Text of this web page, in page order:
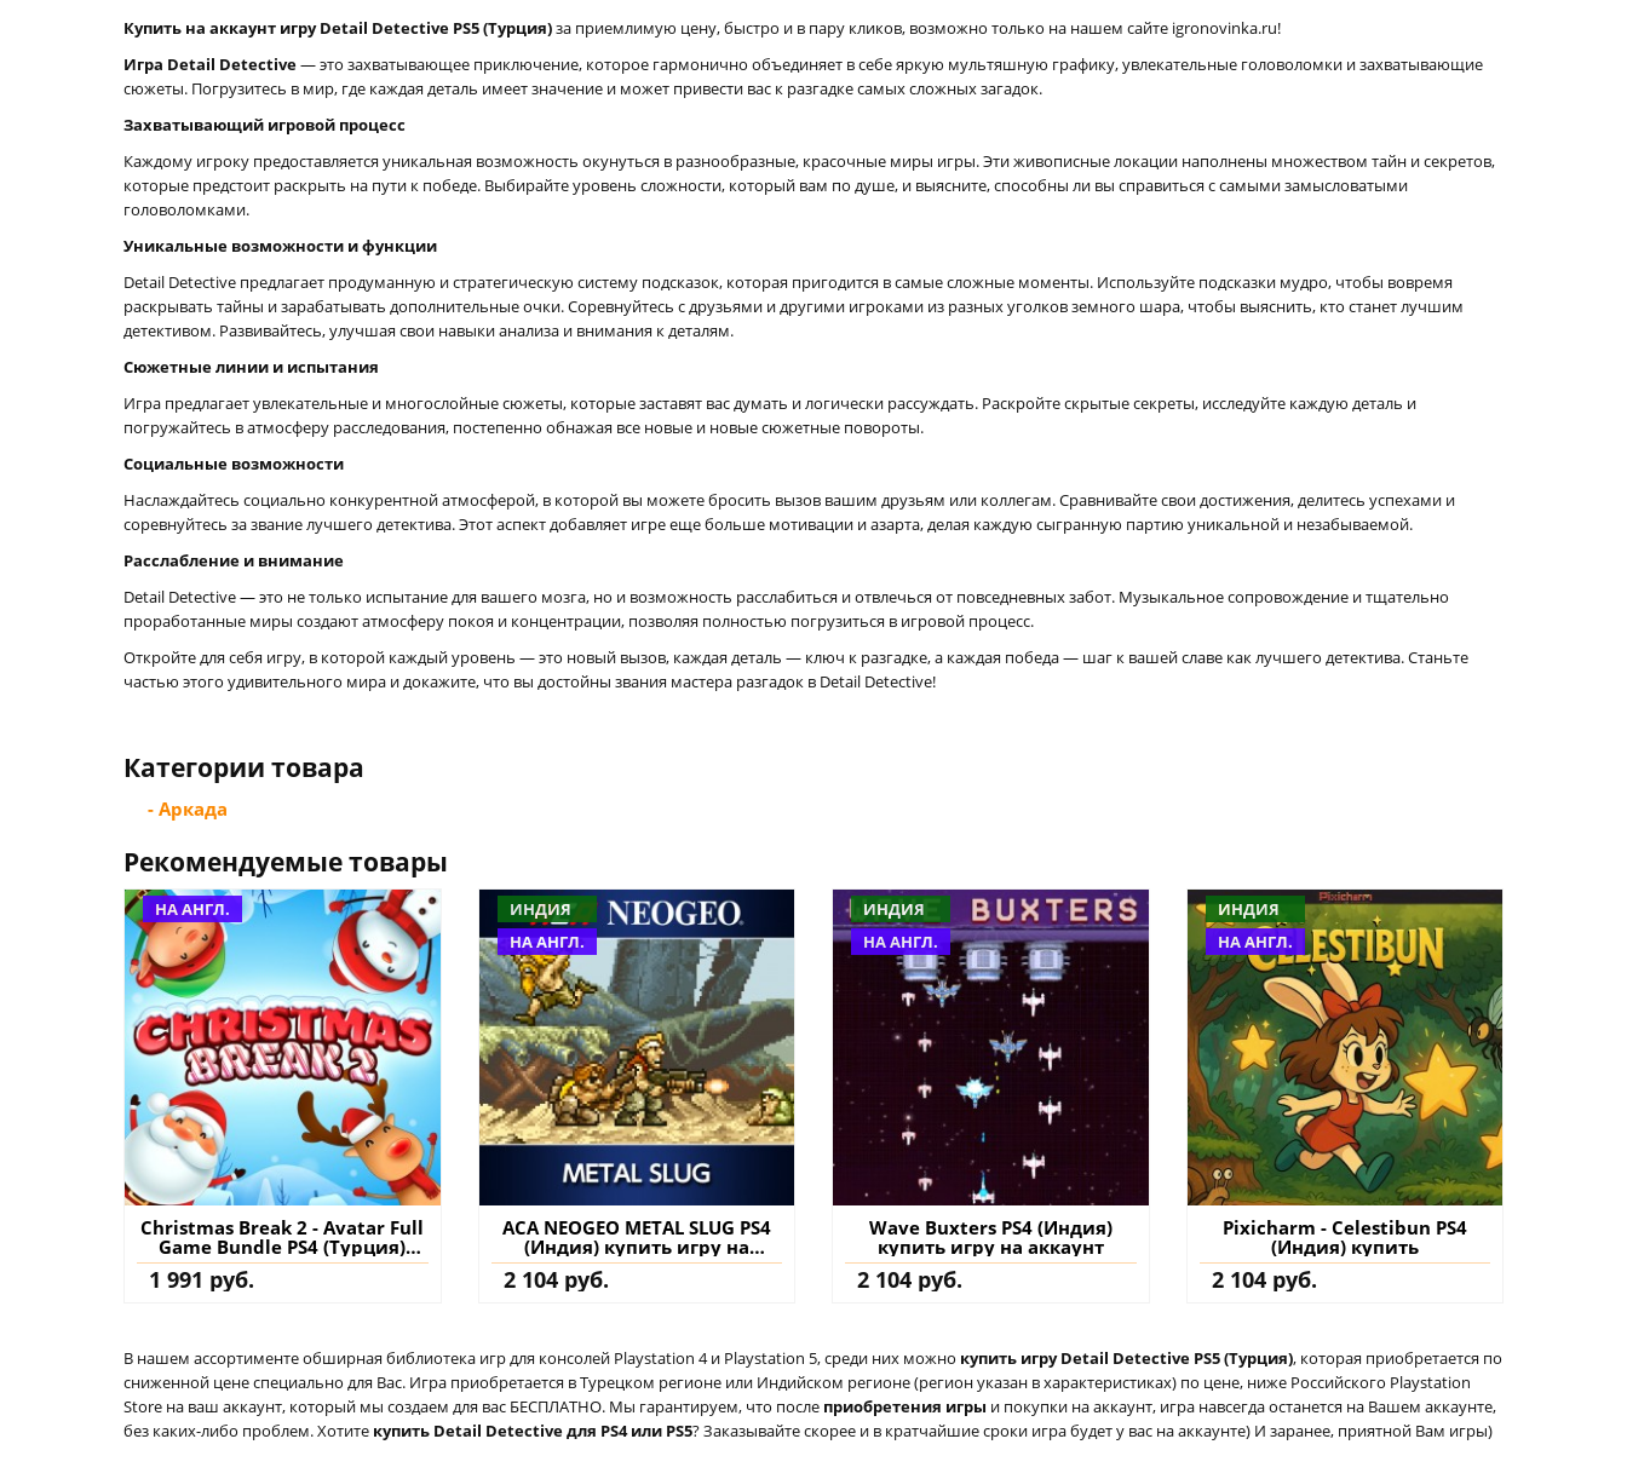
Купить на аккаунт игру Detail Detective PS5 (Турция)за приемлимую цену, быстро и в пару кликов, возможно только на нашем сайте igronovinka.ru!
Игра Detail Detective— это захватывающее приключение, которое гармонично объединяет в себе яркую мультяшную графику, увлекательные головоломки и захватывающие
сюжеты. Погрузитесь в мир, где каждая деталь имеет значение и может привести вас к разгадке самых сложных загадок.
Захватывающий игровой процесс
Каждому игроку предоставляется уникальная возможность окунуться в разнообразные, красочные миры игры. Эти живописные локации наполнены множеством тайн и секретов,
которые предстоит раскрыть на пути к победе. Выбирайте уровень сложности, который вам по душе, и выясните, способны ли вы справиться с самыми замысловатыми
головоломками.
Уникальные возможности и функции
Detail Detective предлагает продуманную и стратегическую систему подсказок, которая пригодится в самые сложные моменты. Используйте подсказки мудро, чтобы вовремя
раскрывать тайны и зарабатывать дополнительные очки. Соревнуйтесь с друзьями и другими игроками из разных уголков земного шара, чтобы выяснить, кто станет лучшим
детективом. Развивайтесь, улучшая свои навыки анализа и внимания к деталям.
Сюжетные линии и испытания
Игра предлагает увлекательные и многослойные сюжеты, которые заставят вас думать и логически рассуждать. Раскройте скрытые секреты, исследуйте каждую деталь и
погружайтесь в атмосферу расследования, постепенно обнажая все новые и новые сюжетные повороты.
Социальные возможности
Наслаждайтесь социально конкурентной атмосферой, в которой вы можете бросить вызов вашим друзьям или коллегам. Сравнивайте свои достижения, делитесь успехами и
соревнуйтесь за звание лучшего детектива. Этот аспект добавляет игре еще больше мотивации и азарта, делая каждую сыгранную партию уникальной и незабываемой.
Расслабление и внимание
Detail Detective — это не только испытание для вашего мозга, но и возможность расслабиться и отвлечься от повседневных забот. Музыкальное сопровождение и тщательно
проработанные миры создают атмосферу покоя и концентрации, позволяя полностью погрузиться в игровой процесс.
Откройте для себя игру, в которой каждый уровень — это новый вызов, каждая деталь — ключ к разгадке, а каждая победа — шаг к вашей славе как лучшего детектива. Станьте
частью этого удивительного мира и докажите, что вы достойны звания мастера разгадок в Detail Detective!
Категории товара
- Аркада
Рекомендуемые товары
НА АНГЛ.
Christmas Break 2 - Avatar Full
Game Bundle PS4 (Турция)
купить игру на аккаунт
1 991 руб.
ИНДИЯ
НА АНГЛ.
ACA NEOGEO METAL SLUG PS4
(Индия) купить игру на
аккаунт
2 104 руб.
ИНДИЯ
НА АНГЛ.
Wave Buxters PS4 (Индия)
купить игру на аккаунт
2 104 руб.
ИНДИЯ
НА АНГЛ.
Pixicharm - Celestibun PS4
(Индия) купить
2 104 руб.
В нашем ассортименте обширная библиотека игр для консолей Playstation 4 и Playstation 5, среди них можно купить игру Detail Detective PS5 (Турция), которая приобретается по
сниженной цене специально для Вас. Игра приобретается в Турецком регионе или Индийском регионе (регион указан в характеристиках) по цене, ниже Российского Playstation
Store на ваш аккаунт, который мы создаем для вас БЕСПЛАТНО. Мы гарантируем, что после приобретения игры и покупки на аккаунт, игра навсегда останется на Вашем аккаунте,
без каких-либо проблем. Хотите купить Detail Detective для PS4 или PS5? Заказывайте скорее и в кратчайшие сроки игра будет у вас на аккаунте) И заранее, приятной Вам игры)